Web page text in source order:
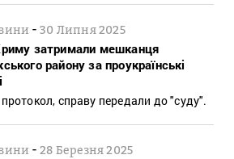
-30 Липня 2025
затримали мешканця
району за проукраїнські
справу передали до "суду".
-28 Березня 2025